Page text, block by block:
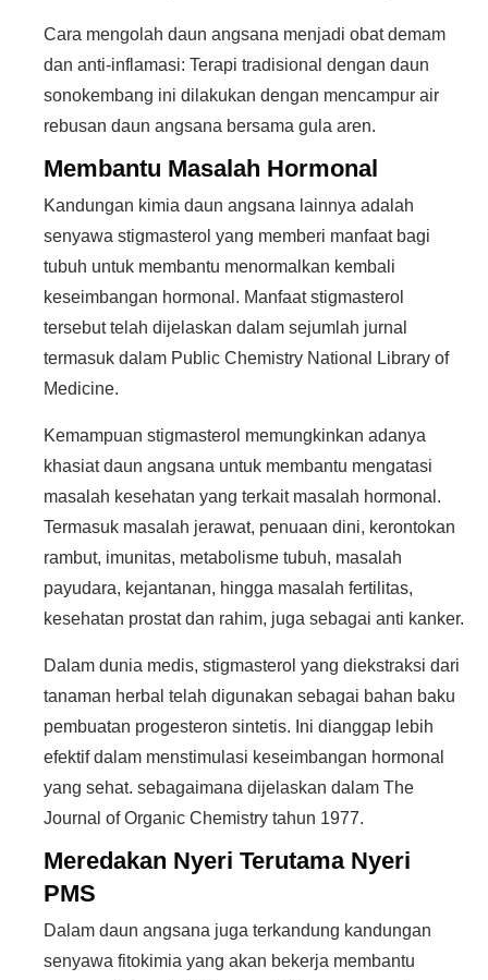
Cara mengolah daun angsana menjadi obat demam
dan anti-inflamasi: Terapi tradisional dengan daun
sonokembang ini dilakukan dengan mencampur air
rebusan daun angsana bersama gula aren.
Membantu Masalah Hormonal
Kandungan kimia daun angsana lainnya adalah
senyawa stigmasterol yang memberi manfaat bagi
tubuh untuk membantu menormalkan kembali
keseimbangan hormonal. Manfaat stigmasterol
tersebut telah dijelaskan dalam sejumlah jurnal
termasuk dalam Public Chemistry National Library of
Medicine.
Kemampuan stigmasterol memungkinkan adanya
khasiat daun angsana untuk membantu mengatasi
masalah kesehatan yang terkait masalah hormonal.
Termasuk masalah jerawat, penuaan dini, kerontokan
rambut, imunitas, metabolisme tubuh, masalah
payudara, kejantanan, hingga masalah fertilitas,
kesehatan prostat dan rahim, juga sebagai anti kanker.
Dalam dunia medis, stigmasterol yang diekstraksi dari
tanaman herbal telah digunakan sebagai bahan baku
pembuatan progesteron sintetis. Ini dianggap lebih
efektif dalam menstimulasi keseimbangan hormonal
yang sehat. sebagaimana dijelaskan dalam The
Journal of Organic Chemistry tahun 1977.
Meredakan Nyeri Terutama Nyeri
PMS
Dalam daun angsana juga terkandung kandungan
senyawa fitokimia yang akan bekerja membantu